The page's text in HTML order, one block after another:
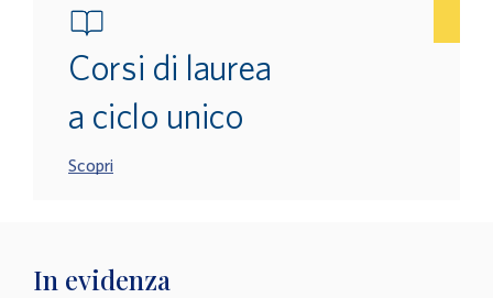
Corsi di laurea
a ciclo unico
Scopri
In evidenza